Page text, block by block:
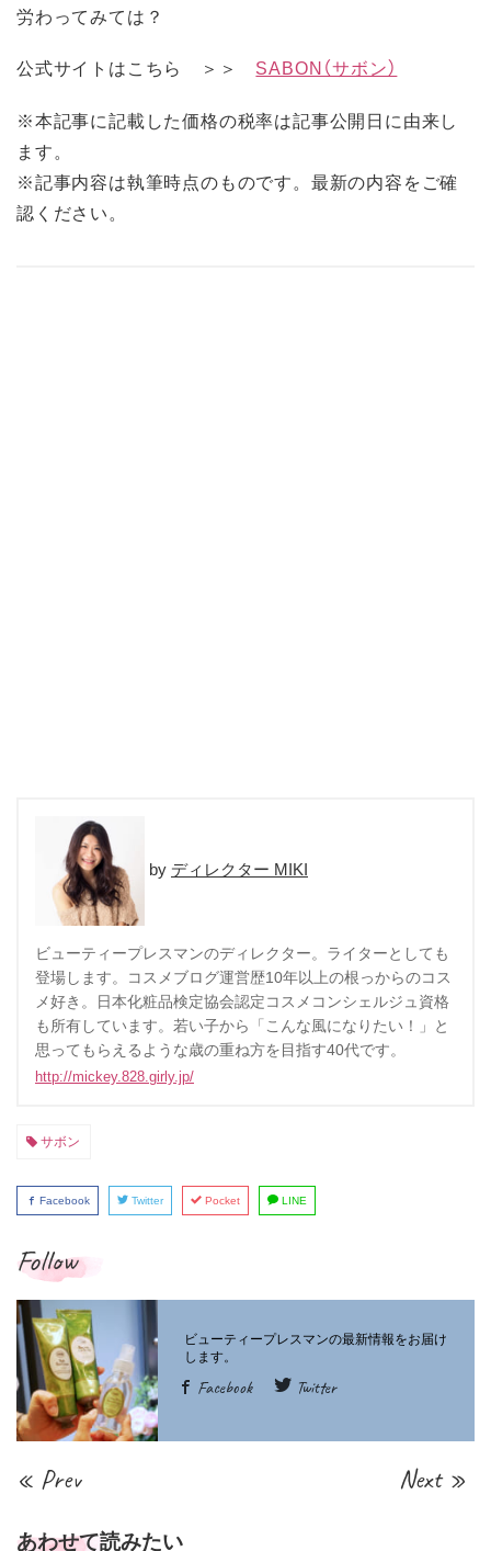
労わってみては？
公式サイトはこちら ＞＞ SABON（サボン）
※本記事に記載した価格の税率は記事公開日に由来し
ます。
※記事内容は執筆時点のものです。最新の内容をご確
認ください。
ディレクター MIKI
ビューティープレスマンのディレクター。ライターとしても
登場します。コスメブログ運営歴10年以上の根っからのコス
メ好き。日本化粧品検定協会認定コスメコンシェルジュ資格
も所有しています。若い子から「こんな風になりたい！」と
思ってもらえるような歳の重ね方を目指す40代です。
http://mickey.828.girly.jp/
サボン
Facebook Twitter Pocket LINE
Follow
Facebook Twitter
« Prev Next »
あわせて読みたい